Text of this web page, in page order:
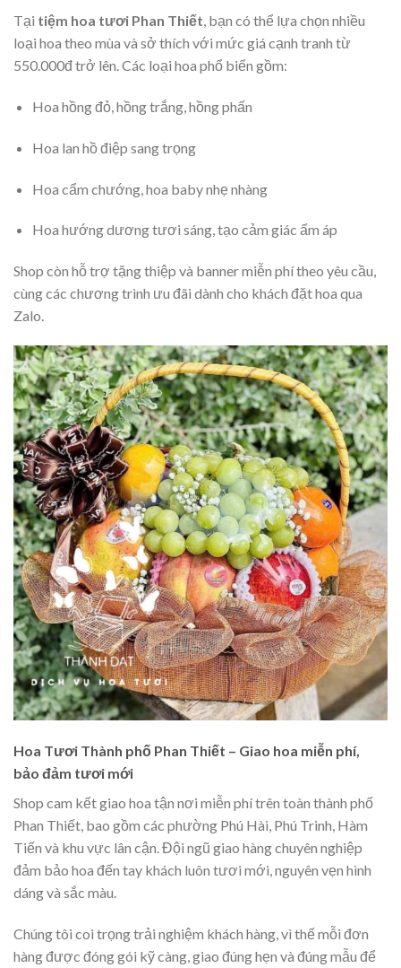
Tại tiệm hoa tươi Phan Thiết, bạn có thể lựa chọn nhiều
loại hoa theo mùa và sở thích với mức giá cạnh tranh từ
550.000đ trở lên. Các loại hoa phổ biến gồm:
Hoa hồng đỏ, hồng trắng, hồng phấn
Hoa lan hồ điệp sang trọng
Hoa cẩm chướng, hoa baby nhẹ nhàng
Hoa hướng dương tươi sáng, tạo cảm giác ấm áp
Shop còn hỗ trợ tặng thiệp và banner miễn phí theo yêu cầu,
cùng các chương trình ưu đãi dành cho khách đặt hoa qua
Zalo.
Hoa Tươi Thành phố Phan Thiết – Giao hoa miễn phí,
bảo đảm tươi mới
Shop cam kết giao hoa tận nơi miễn phí trên toàn thành phố
Phan Thiết, bao gồm các phường Phú Hài, Phú Trinh, Hàm
Tiến và khu vực lân cận. Đội ngũ giao hàng chuyên nghiệp
đảm bảo hoa đến tay khách luôn tươi mới, nguyên vẹn hình
dáng và sắc màu.
Chúng tôi coi trọng trải nghiệm khách hàng, vì thế mỗi đơn
hàng được đóng gói kỹ càng, giao đúng hẹn và đúng mẫu để